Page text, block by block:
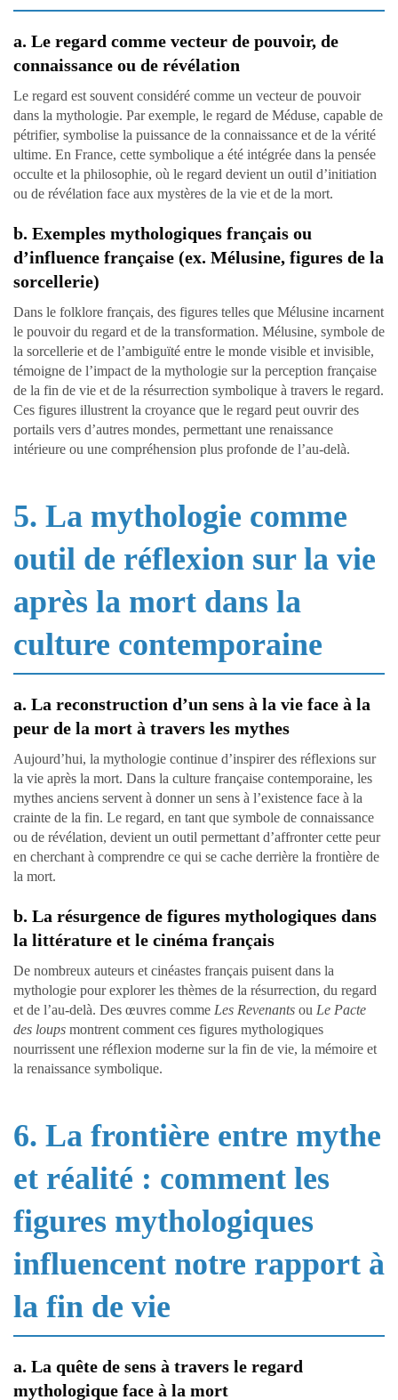
a. Le regard comme vecteur de pouvoir, de
connaissance ou de révélation
Le regard est souvent considéré comme un vecteur de pouvoir
dans la mythologie. Par exemple, le regard de Méduse, capable de
pétrifier, symbolise la puissance de la connaissance et de la vérité
ultime. En France, cette symbolique a été intégrée dans la pensée
occulte et la philosophie, où le regard devient un outil d’initiation
ou de révélation face aux mystères de la vie et de la mort.
b. Exemples mythologiques français ou
d’influence française (ex. Mélusine, figures de la
sorcellerie)
Dans le folklore français, des figures telles que Mélusine incarnent
le pouvoir du regard et de la transformation. Mélusine, symbole de
la sorcellerie et de l’ambiguïté entre le monde visible et invisible,
témoigne de l’impact de la mythologie sur la perception française
de la fin de vie et de la résurrection symbolique à travers le regard.
Ces figures illustrent la croyance que le regard peut ouvrir des
portails vers d’autres mondes, permettant une renaissance
intérieure ou une compréhension plus profonde de l’au-delà.
5. La mythologie comme
outil de réflexion sur la vie
après la mort dans la
culture contemporaine
a. La reconstruction d’un sens à la vie face à la
peur de la mort à travers les mythes
Aujourd’hui, la mythologie continue d’inspirer des réflexions sur
la vie après la mort. Dans la culture française contemporaine, les
mythes anciens servent à donner un sens à l’existence face à la
crainte de la fin. Le regard, en tant que symbole de connaissance
ou de révélation, devient un outil permettant d’affronter cette peur
en cherchant à comprendre ce qui se cache derrière la frontière de
la mort.
b. La résurgence de figures mythologiques dans
la littérature et le cinéma français
De nombreux auteurs et cinéastes français puisent dans la
mythologie pour explorer les thèmes de la résurrection, du regard
et de l’au-delà. Des œuvres comme Les Revenants ou Le Pacte
des loups montrent comment ces figures mythologiques
nourrissent une réflexion moderne sur la fin de vie, la mémoire et
la renaissance symbolique.
6. La frontière entre mythe
et réalité : comment les
figures mythologiques
influencent notre rapport à
la fin de vie
a. La quête de sens à travers le regard
mythologique face à la mort